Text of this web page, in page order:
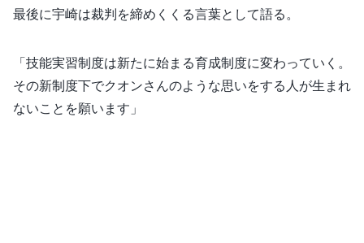
最後に宇崎は裁判を締めくくる言葉として語る。
「技能実習制度は新たに始まる育成制度に変わっていく。
その新制度下でクオンさんのような思いをする人が生まれ
ないことを願います」